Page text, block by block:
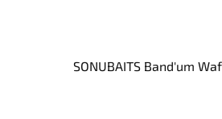
SONUBAITS Band'um